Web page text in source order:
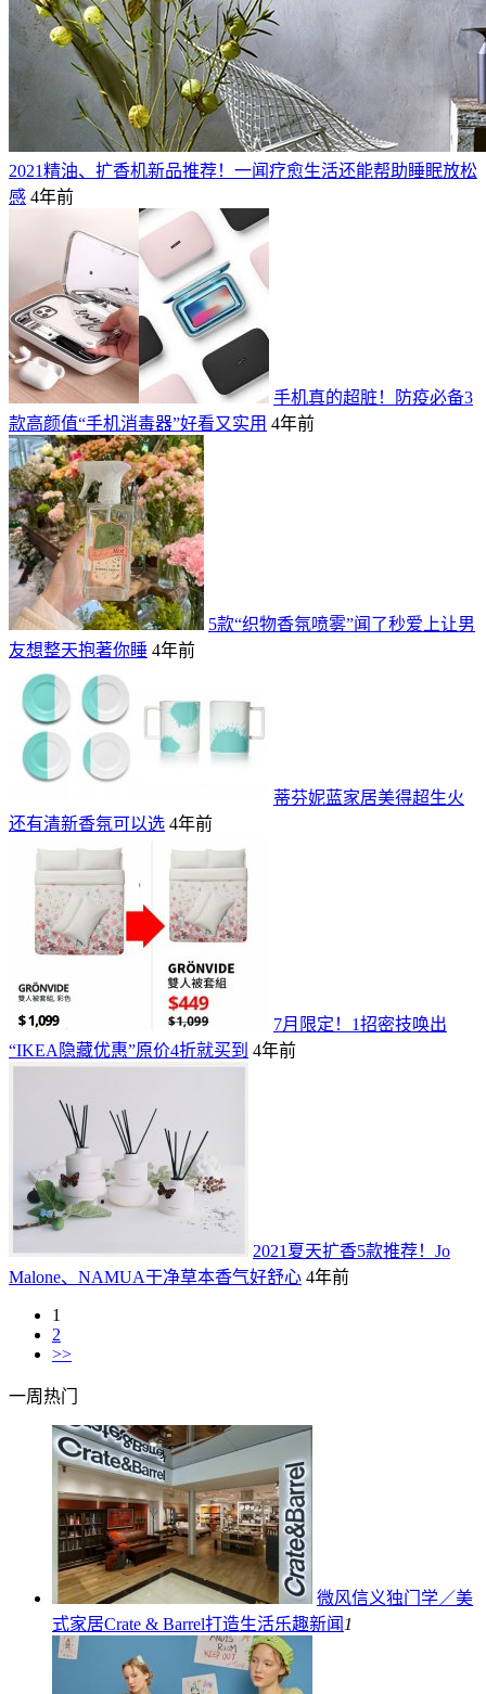
2021精油、扩香机新品推荐！一闻疗愈生活还能帮助睡眠放松
感 4年前
手机真的超脏！防疫必备3
款高颜值“手机消毒器”好看又实用 4年前
5款“织物香氛喷雾”闻了秒爱上让男
友想整天抱著你睡 4年前
蒂芬妮蓝家居美得超生火
还有清新香氛可以选 4年前
7月限定！1招密技唤出
“IKEA隐藏优惠”原价4折就买到 4年前
2021夏天扩香5款推荐！Jo
Malone、NAMUA干净草本香气好舒心 4年前
1
2
>>
一周热门
微风信义独门学／美
式家居Crate & Barrel打造生活乐趣新闻 1